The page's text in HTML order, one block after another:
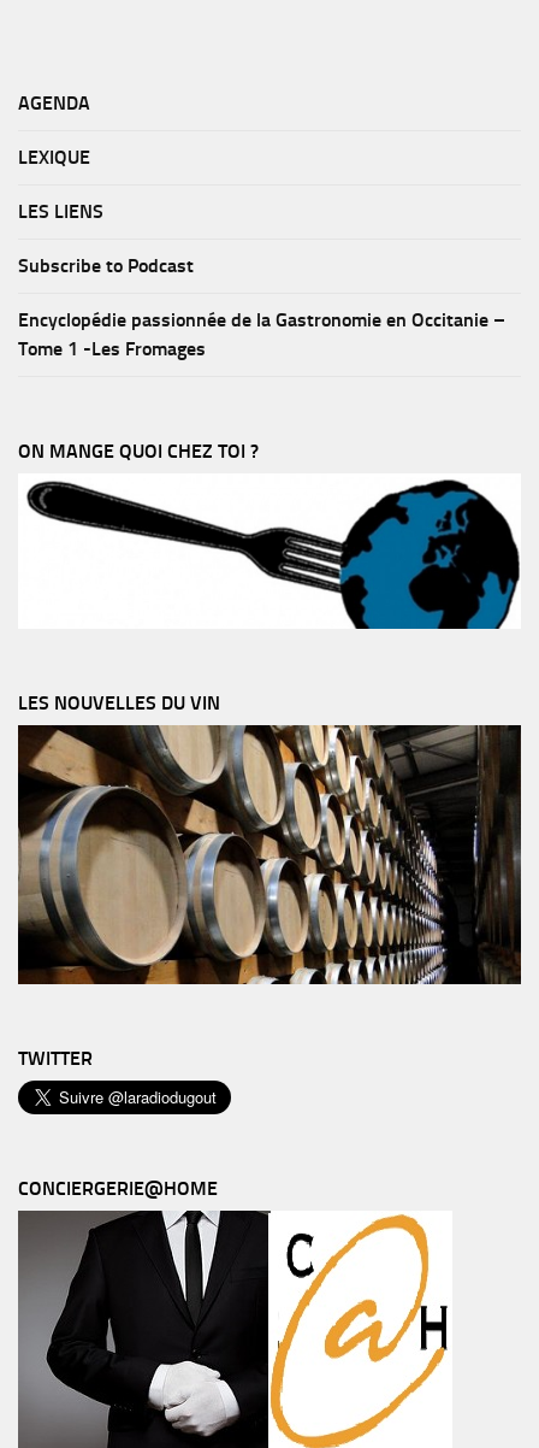
AGENDA
LEXIQUE
LES LIENS
Subscribe to Podcast
Encyclopédie passionnée de la Gastronomie en Occitanie –
Tome 1 -Les Fromages
ON MANGE QUOI CHEZ TOI ?
LES NOUVELLES DU VIN
TWITTER
CONCIERGERIE@HOME